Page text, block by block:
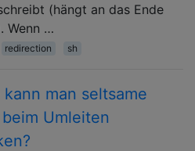
(hängt an das Ende
Wenn …
redirection sh
kann man seltsame
Umleiten